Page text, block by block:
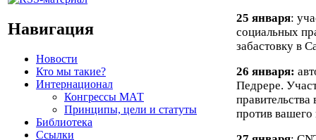
Навигация
Новости
Кто мы такие?
Интернационал
Конгрессы МАТ
Принципы, цели и статуты
Библиотека
Ссылки
25 января:
социальных
забастовку в
26 января:
Педрере.
против вашего